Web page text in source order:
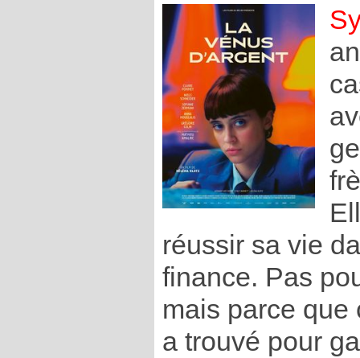
réussir sa vie
finance. Pas
mais parce que
a trouvé pour